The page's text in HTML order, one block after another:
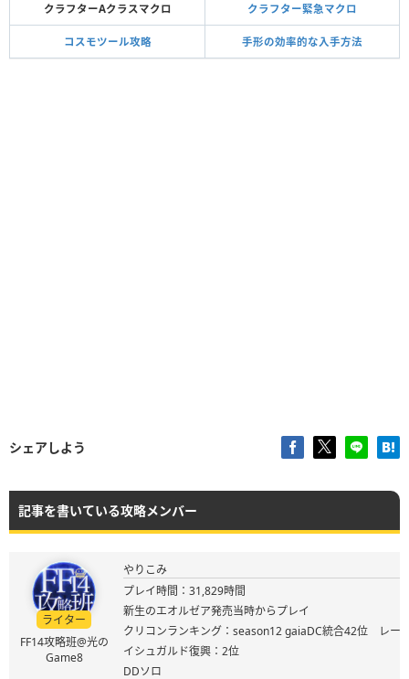
クラフターAクラスマクロ クラフター緊急マクロ
コスモツール攻略 手形の効率的な入手方法
シェアしよう
記事を書いている攻略メンバー
ライター
FF14攻略班@光の
Game8
やりこみ
プレイ時間：31,829時間
新生のエオルゼア発売当時からプレイ
クリコンランキング：season12 gaiaDC統合42位 レー
イシュガルド復興：2位
DDソロ